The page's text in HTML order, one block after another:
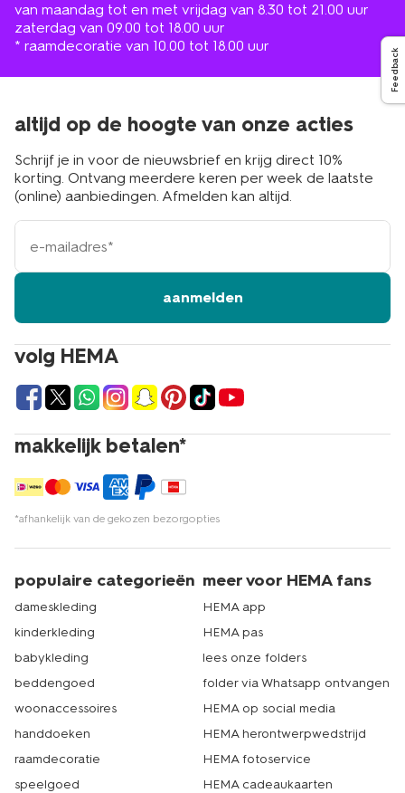
Feedback
van maandag tot en met vrijdag van 8.30 tot 21.00 uur
zaterdag van 09.00 tot 18.00 uur
* raamdecoratie van 10.00 tot 18.00 uur
volg HEMA
makkelijk betalen*
*afhankelijk van de gekozen bezorgopties
altijd op de hoogte van onze acties
Schrijf je in voor de nieuwsbrief en krijg direct 10%
korting. Ontvang meerdere keren per week de laatste
(online) aanbiedingen. Afmelden kan altijd.
e-
mailadres
aanmelden
populaire categorieën
dameskleding
kinderkleding
babykleding
beddengoed
woonaccessoires
handdoeken
raamdecoratie
speelgoed
meer voor HEMA fans
HEMA app
HEMA pas
lees onze folders
folder via Whatsapp ontvangen
HEMA op social media
HEMA herontwerpwedstrijd
HEMA fotoservice
HEMA cadeaukaarten